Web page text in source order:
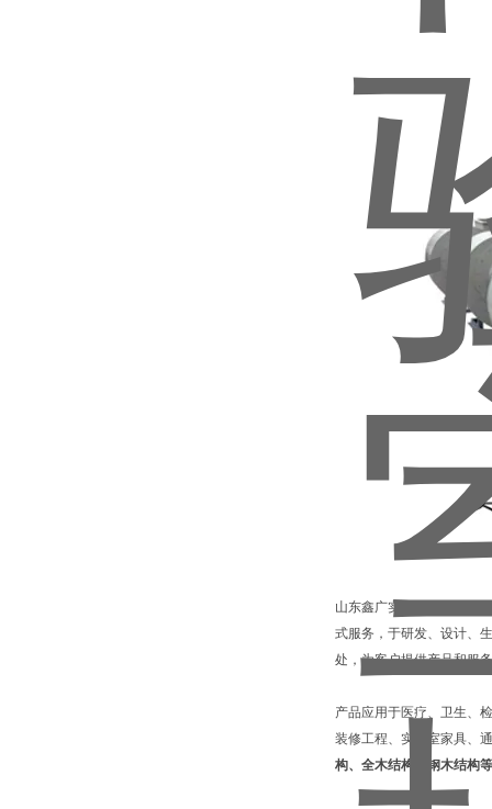
山东鑫广实验设备科技有
式服务，于研发、设计、
处，为客户提供产品和服
产品应用于医疗、卫生、
装修工程、实验室家具、
构、全木结构、钢木结构